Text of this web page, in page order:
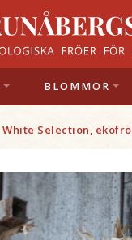
BLOMMOR
White Selection, ekofrö